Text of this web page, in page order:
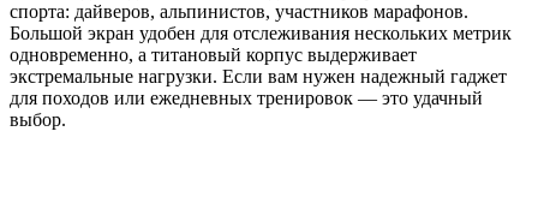
спорта: дайверов, альпинистов, участников марафонов.
Большой экран удобен для отслеживания нескольких метрик
одновременно, а титановый корпус выдерживает
экстремальные нагрузки. Если вам нужен надежный гаджет
для походов или ежедневных тренировок — это удачный
выбор.